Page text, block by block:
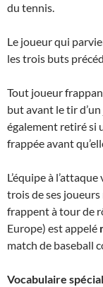
du tennis.
Le joueur qui
les trois buts
Tout joueur
but avant le tir
également retiré si
frappée avant
L’équipe à
trois de ses joueurs
frappent à tour de
Europe) est appelé
match de baseball
Vocabulaire